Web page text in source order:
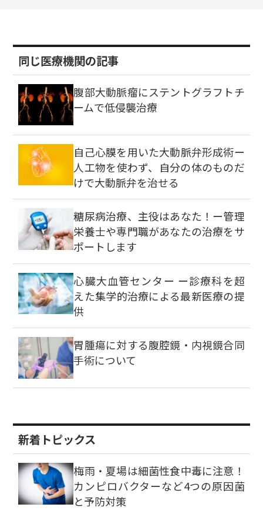
同じ医療機関の記事
腹部大動脈瘤にステントグラフトチ
ームで低侵襲治療
自己心膜を用いた大動脈弁形成術ー
人工物を使わず、自分の体のものだ
けで大動脈弁を治せる
糖尿病治療、主役はあなた！ー管理
栄養士や専門職があなたの治療をサ
ポートします
心臓大血管センター ー診療科を超
えた集学的治療による最新医療の提
供
胃腫瘍に対する腹腔鏡・内視鏡合同
手術について
新着トピックス
梅雨・夏場は細菌性食中毒に注意！
カンピロバクターなど4つの原因菌
と予防対策